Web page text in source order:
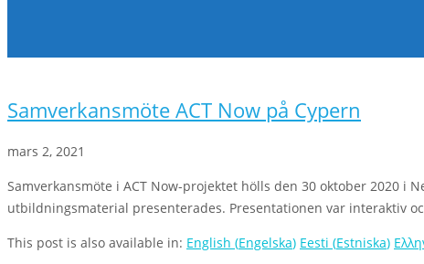
Samverkansmöte ACT Now på Cypern
mars 2, 2021
Samverkansmöte i ACT Now-projektet hölls den 30 oktober 2020 i
utbildningsmaterial presenterades. Presentationen var interaktiv
This post is also available in: English (Engelska) Eesti (Estniska)